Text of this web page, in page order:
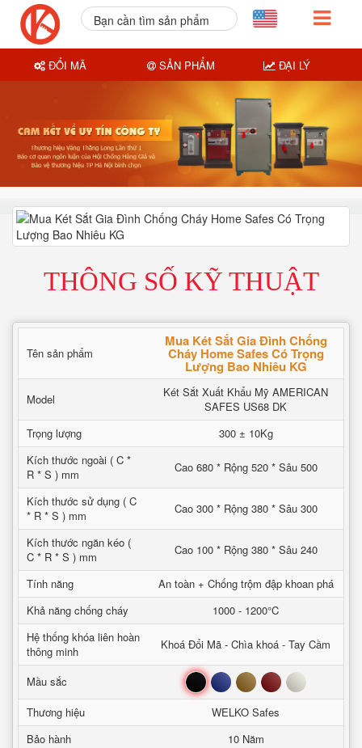
THÔNG SỐ KỸ THUẬT
Tên sản phẩm
Mua Két Sắt Gia Đình Chống
Cháy Home Safes Có Trọng
Lượng Bao Nhiêu KG
Model
Két Sắt Xuất Khẩu Mỹ AMERICAN
SAFES US68 DK
Trọng lượng
300 ± 10Kg
Kích thước ngoài ( C *
R * S ) mm
Cao 680 * Rộng 520 * Sâu 500
Kích thước sử dụng ( C
* R * S ) mm
Cao 300 * Rộng 380 * Sâu 300
Kích thước ngăn kéo (
C * R * S ) mm
Cao 100 * Rộng 380 * Sâu 240
Tính năng
An toàn + Chống trộm đập khoan phá
Khả năng chống cháy
1000 - 1200°C
Hệ thống khóa liên hoàn
thông minh
Khoá Đổi Mã - Chìa khoá - Tay Cầm
Mầu sắc Đen Xanh Nâu Đỏ Trắng
Thương hiệu
WELKO Safes
Bảo hành
10 Năm
Bạn cần tìm sản phẩm
ĐỔI MÃ SẢN PHẨM ĐẠI LÝ